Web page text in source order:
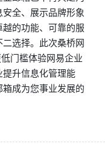
全、展示品牌形象
的功能、可靠的服
选择。此次桑桥网
门槛体验网易企业
升信息化管理能
成为您事业发展的